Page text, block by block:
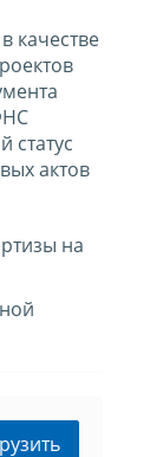
качестве
статус
актов
на